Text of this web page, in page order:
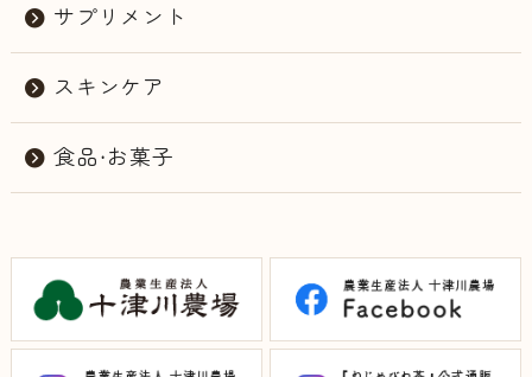
サプリメント
スキンケア
食品・お菓子